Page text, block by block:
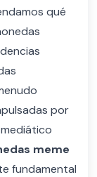
qué
por
meme
fundamental